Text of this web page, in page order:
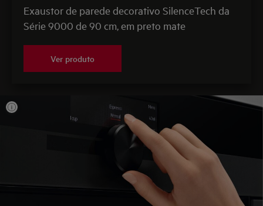
Exaustor de parede decorativo SilenceTech da
Série 9000 de 90 cm, em preto mate
Ver produto